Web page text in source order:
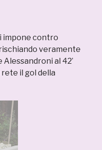
impone contro
veramente
al 42’
il gol della